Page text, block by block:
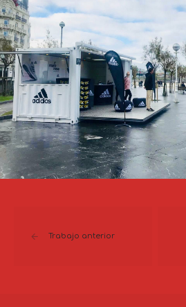
Trabajo anterior